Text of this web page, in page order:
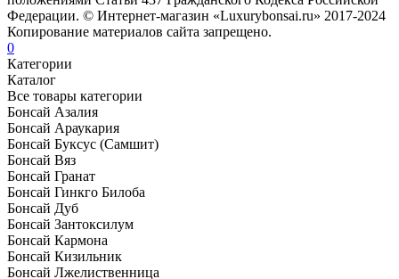
Федерации. © Интернет-магазин «Luxurybonsai.ru» 2017-2024
Копирование материалов сайта запрещено.
0
Категории
Каталог
Все товары категории
Бонсай Азалия
Бонсай Араукария
Бонсай Буксус (Самшит)
Бонсай Вяз
Бонсай Гранат
Бонсай Гинкго Билоба
Бонсай Дуб
Бонсай Зантоксилум
Бонсай Кармона
Бонсай Кизильник
Бонсай Лжелиственница